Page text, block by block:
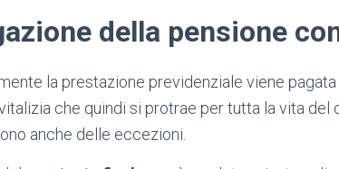
della pensione
la prestazione previdenziale viene
che quindi si protrae per tutta la vita del
anche delle eccezioni.